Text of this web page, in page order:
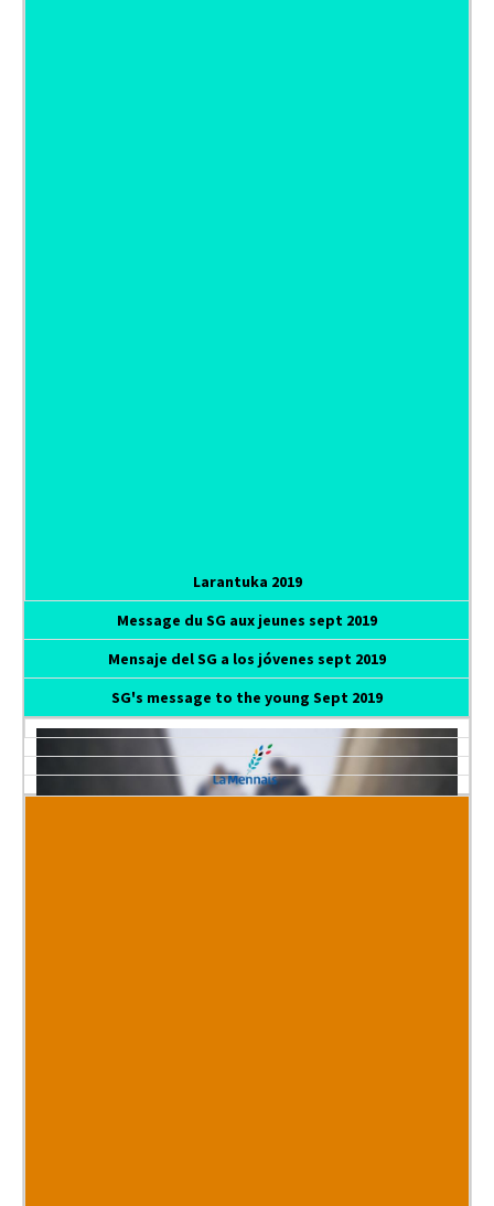
Larantuka 2019
Message du SG aux jeunes sept 2019
Mensaje del SG a los jóvenes sept 2019
SG's message to the young Sept 2019